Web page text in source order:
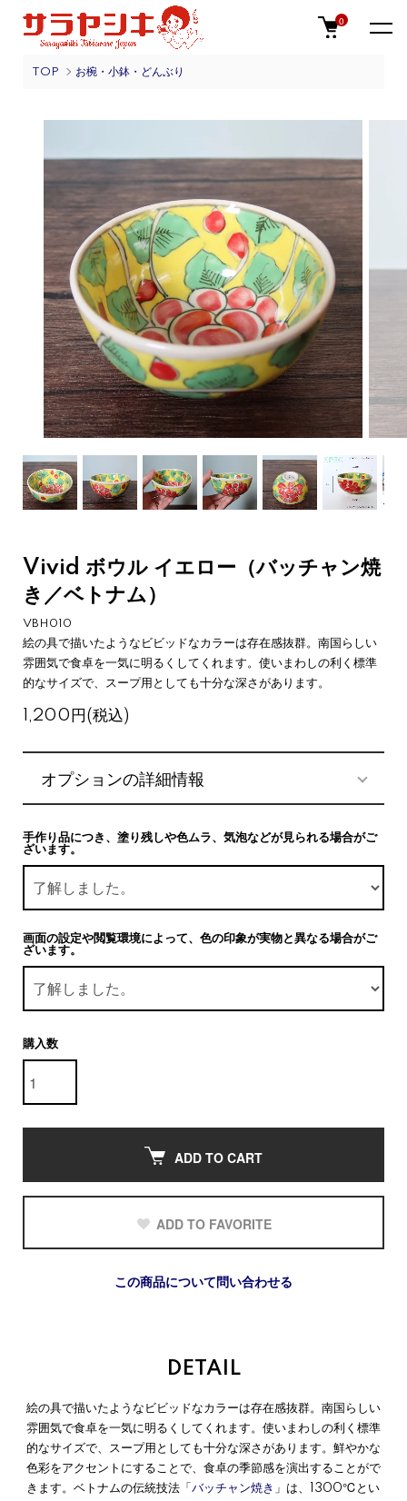
0
TOP お椀・小鉢・どんぶり
Vivid ボウル イエロー（バッチャン焼
き／ベトナム）
VBH010
絵の具で描いたようなビビッドなカラーは存在感抜群。南国らしい
雰囲気で食卓を一気に明るくしてくれます。使いまわしの利く標準
的なサイズで、スープ用としても十分な深さがあります。
1,200円(税込)
オプションの詳細情報
手作り品につき、塗り残しや色ムラ、気泡などが見られる場合がご
ざいます。
画面の設定や閲覧環境によって、色の印象が実物と異なる場合がご
ざいます。
購入数
ADD TO CART
ADD TO FAVORITE
この商品について問い合わせる
DETAIL
絵の具で描いたようなビビッドなカラーは存在感抜群。南国らしい
雰囲気で食卓を一気に明るくしてくれます。使いまわしの利く標準
的なサイズで、スープ用としても十分な深さがあります。鮮やかな
色彩をアクセントにすることで、食卓の季節感を演出することがで
きます。ベトナムの伝統技法「 バッチャン焼き 」は、1300℃とい